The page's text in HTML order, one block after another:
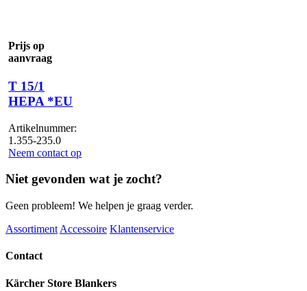
Prijs op
aanvraag
T 15/1
HEPA *EU
Artikelnummer:
1.355-235.0
Neem contact op
Niet gevonden wat je zocht?
Geen probleem! We helpen je graag verder.
Assortiment Accessoire Klantenservice
Contact
Kärcher Store Blankers